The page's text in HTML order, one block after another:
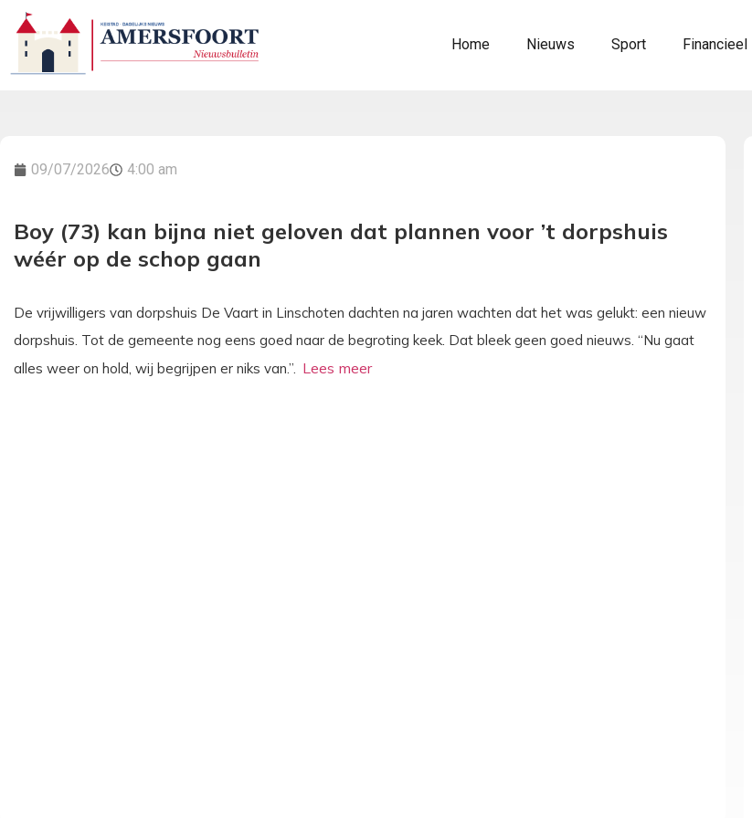
Home Nieuws Sport Financieel
09/07/2026 4:00 am
Boy (73) kan bijna niet geloven dat plannen voor ’t dorpshuis
wéér op de schop gaan
De vrijwilligers van dorpshuis De Vaart in Linschoten dachten na jaren wachten dat het was gelukt: een nieuw
dorpshuis. Tot de gemeente nog eens goed naar de begroting keek. Dat bleek geen goed nieuws. “Nu gaat
alles weer on hold, wij begrijpen er niks van.”.